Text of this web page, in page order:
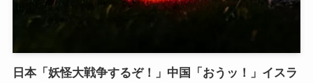
日本「妖怪大戦争するぞ！」中国「おうッ！」イスラ